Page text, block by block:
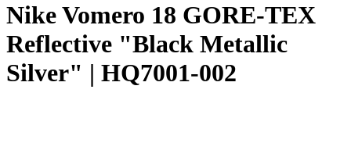
NikeVomero 18 GORE-TEX
Reflective "Black Metallic
Silver" | HQ7001-002